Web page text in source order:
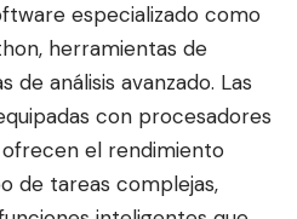
especializado como
herramientas de
de análisis avanzado. Las
con procesadores
el rendimiento
de tareas complejas,